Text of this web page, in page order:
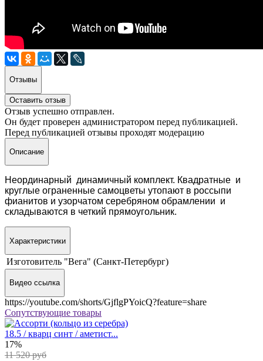
Отзывы
Оставить отзыв
Отзыв успешно отправлен.
Он будет проверен администратором перед публикацией.
Перед публикацией отзывы проходят модерацию
Описание
Неординарный динамичный комплект. Квадратные и
круглые ограненные самоцветы утопают в россыпи
фианитов и узорчатом серебряном обрамлении и
складываются в четкий прямоугольник.
Характеристики
Изготовитель "Вега" (Санкт-Петербург)
Видео ссылка
https://youtube.com/shorts/GjflgPYoicQ?feature=share
Сопутствующие товары
18.5 / кварц синт / аметист...
17%
11 520 руб